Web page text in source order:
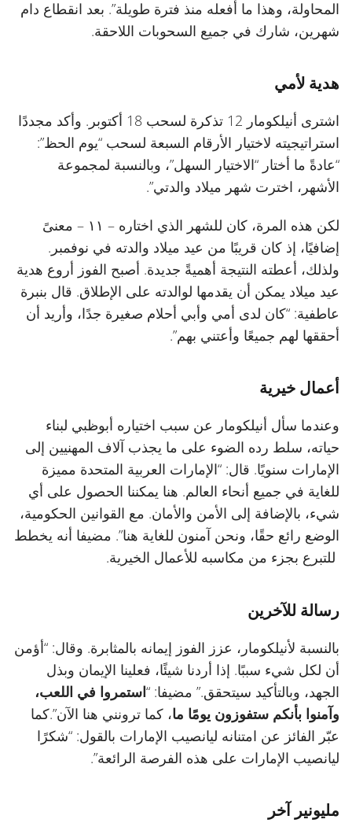
المحاولة، وهذا ما أفعله منذ فترة طويلة”. بعد انقطاع دام
شهرين، شارك في جميع السحوبات اللاحقة.
هدية لأمي
اشترى أنيلكومار 12 تذكرة لسحب 18 أكتوبر. وأكد مجددًا
استراتيجيته لاختيار الأرقام السبعة لسحب “يوم الحظ”:
“عادةً ما أختار “الاختيار السهل”، وبالنسبة لمجموعة
الأشهر، اخترت شهر ميلاد والدتي”.
لكن هذه المرة، كان للشهر الذي اختاره – ١١ – معنىً
إضافيًا، إذ كان قريبًا من عيد ميلاد والدته في نوفمبر.
ولذلك، أعطته النتيجة أهميةً جديدة. أصبح الفوز أروع هدية
عيد ميلاد يمكن أن يقدمها لوالدته على الإطلاق. قال بنبرة
عاطفية: “كان لدى أمي وأبي أحلام صغيرة جدًا، وأريد أن
أحققها لهم جميعًا وأعتني بهم”.
أعمال خيرية
وعندما سأل أنيلكومار عن سبب اختياره أبوظبي لبناء
حياته، سلط رده الضوء على ما يجذب آلاف المهنيين إلى
الإمارات سنويًا. قال: “الإمارات العربية المتحدة مميزة
للغاية في جميع أنحاء العالم. هنا يمكننا الحصول على أي
شيء، بالإضافة إلى الأمن والأمان. مع القوانين الحكومية،
الوضع رائع حقًا، ونحن آمنون للغاية هنا”. مضيفا أنه يخطط
للتبرع بجزء من مكاسبه للأعمال الخيرية.
رسالة للآخرين
بالنسبة لأنيلكومار، عزز الفوز إيمانه بالمثابرة. وقال: “أؤمن
أن لكل شيء سببًا. إذا أردنا شيئًا، فعلينا الإيمان وبذل
الجهد، وبالتأكيد سيتحقق.” مضيفا: “استمروا في اللعب،
وآمنوا بأنكم ستفوزون يومًا ما، كما ترونني هنا الآن”.كما
عبّر الفائز عن امتنانه ليانصيب الإمارات بالقول: “شكرًا
ليانصيب الإمارات على هذه الفرصة الرائعة”.
مليونير آخر